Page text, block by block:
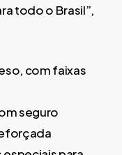
todo o Brasil”,
com faixas
seguro